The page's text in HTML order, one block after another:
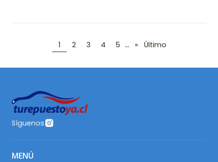
1 2 3 4 5 ... » Último
Síguenos
MENÚ